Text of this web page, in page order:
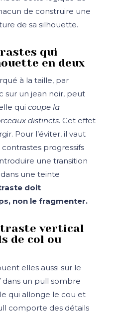
de construire une
de sa silhouette.
qui
en deux
à la taille, par
sur un jean noir, peut
qui coupe la
distincts. Cet effet
Pour l’éviter, il vaut
progressifs
une transition
une teinte
doit
non le fragmenter.
vertical
de col ou
elles aussi sur le
dans un pull sombre
qui allonge le cou et
comporte des détails